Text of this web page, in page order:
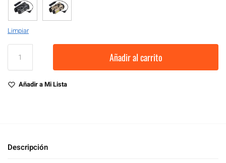
Limpiar
Añadir al carrito
Añadir a Mi Lista
Descripción